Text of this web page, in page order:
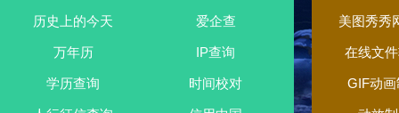
历史上的今天 爱企查
万年历 IP查询
学历查询 时间校对
美图秀秀
在线文
GIF动